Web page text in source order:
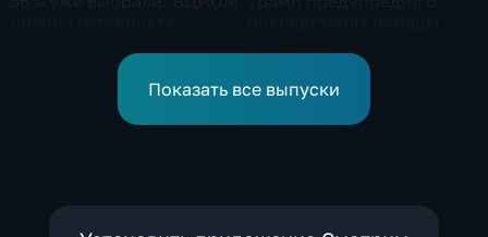
выборах в Госдуму
Показать все выпуски